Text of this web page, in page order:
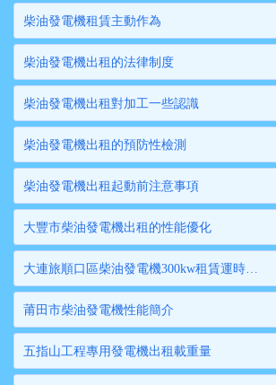
柴油發電機租賃主動作為
柴油發電機出租的法律制度
柴油發電機出租對加工一些認識
柴油發電機出租的預防性檢測
柴油發電機出租起動前注意事項
大豐市柴油發電機出租的性能優化
大連旅順口區柴油發電機300kw租賃運時要注意哪些方面
莆田市柴油發電機性能簡介
五指山工程專用發電機出租載重量